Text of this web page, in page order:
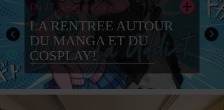
Du 27 juillet au 23 août
LA RENTREE AUTOUR
DU MANGA ET DU
COSPLAY!